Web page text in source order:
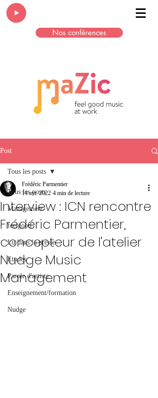
Nos conférences
Post
Tous les posts
Management
feelgood
Lu dans la presse
Etudes
Parole d'artiste
Enseignement/formation
Nudge
Tous les posts
Interview : ICN rencontre
Frédéric Parmentier,
concepteur de l'atelier
Nudge Music
Management
Frédéric Parmentier
14 avr. 2022 4 min de lecture